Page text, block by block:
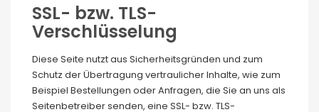
SSL- bzw. TLS-
Verschlüsselung
Diese Seite nutzt aus Sicherheitsgründen und zum
Schutz der Übertragung vertraulicher Inhalte, wie zum
Beispiel Bestellungen oder Anfragen, die Sie an uns als
Seitenbetreiber senden, eine SSL- bzw. TLS-